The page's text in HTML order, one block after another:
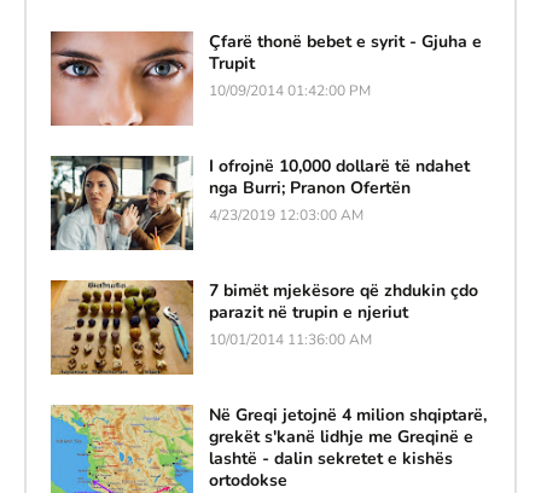
Çfarë thonë bebet e syrit - Gjuha e
Trupit
10/09/2014 01:42:00 PM
I ofrojnë 10,000 dollarë të ndahet
nga Burri; Pranon Ofertën
4/23/2019 12:03:00 AM
7 bimët mjekësore që zhdukin çdo
parazit në trupin e njeriut
10/01/2014 11:36:00 AM
Në Greqi jetojnë 4 milion shqiptarë,
grekët s'kanë lidhje me Greqinë e
lashtë - dalin sekretet e kishës
ortodokse